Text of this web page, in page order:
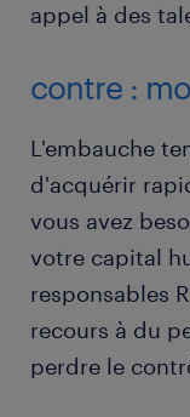
appel à des
contre :
L'embauche
d'acquérir
vous avez
votre capital
responsables
recours à du
perdre le